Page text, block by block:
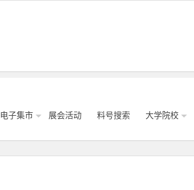
电子集市 展会活动 料号搜索 大学院校